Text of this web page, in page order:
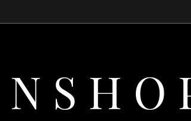
S H O